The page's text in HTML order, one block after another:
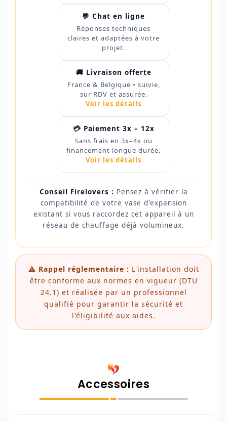
💬 Chat en ligne
Réponses techniques
claires et adaptées à votre
projet.
🚚 Livraison offerte
France & Belgique • suivie,
sur RDV et assurée.
Voir les détails
💳 Paiement 3x – 12x
Sans frais en 3x–4x ou
financement longue durée.
Voir les détails
Conseil Firelovers : Pensez à vérifier la
compatibilité de votre vase d'expansion
existant si vous raccordez cet appareil à un
réseau de chauffage déjà volumineux.
⚠️ Rappel réglementaire : L'installation doit
être conforme aux normes en vigueur (DTU
24.1) et réalisée par un professionnel
qualifié pour garantir la sécurité et
l'éligibilité aux aides.
Accessoires